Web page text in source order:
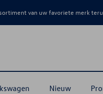
van uw favoriete merk
Nieuw